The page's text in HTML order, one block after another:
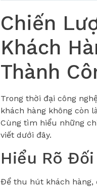
Chiến
Khách
Thành
Trong thời đại công
khách hàng không còn
Cùng tìm hiểu những
viết dưới đây.
Hiểu Rõ
Để thu hút khách hàng,